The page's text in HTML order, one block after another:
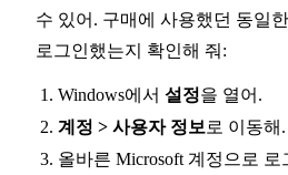
수 있어. 구매에 사용했던 동일
로그인했는지 확인해 줘:
Windows에서 설정을 열어.
계정 > 사용자 정보로 이동해.
올바른 Microsoft 계정으로